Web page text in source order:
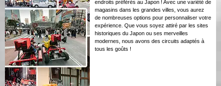
endroits préférés au Japon ! Avec une variété de
magasins dans les grandes villes, vous aurez
de nombreuses options pour personnaliser votre
expérience. Que vous soyez attiré par les sites
historiques du Japon ou ses merveilles
modernes, nous avons des circuits adaptés à
tous les goûts !